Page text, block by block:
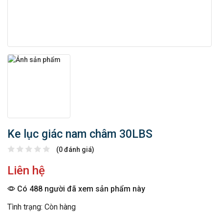
Ke lục giác nam châm 30LBS
(0 đánh giá)
Liên hệ
Có 488 người đã xem sản phẩm này
Tình trạng: Còn hàng